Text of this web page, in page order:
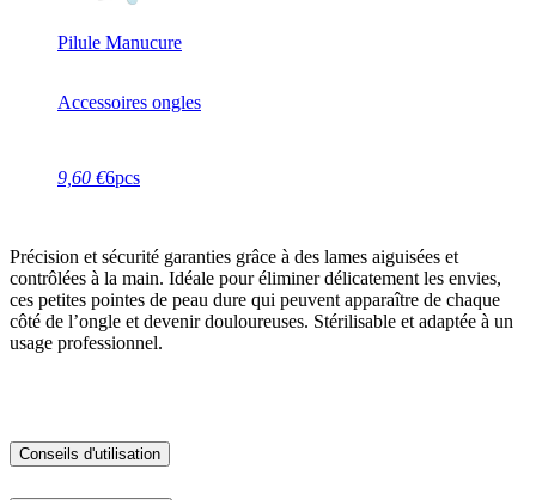
Pilule Manucure
Accessoires ongles
9,60 €6pcs
Précision et sécurité garanties grâce à des lames aiguisées et
contrôlées à la main. Idéale pour éliminer délicatement les envies,
ces petites pointes de peau dure qui peuvent apparaître de chaque
côté de l’ongle et devenir douloureuses. Stérilisable et adaptée à un
usage professionnel.
Conseils d'utilisation